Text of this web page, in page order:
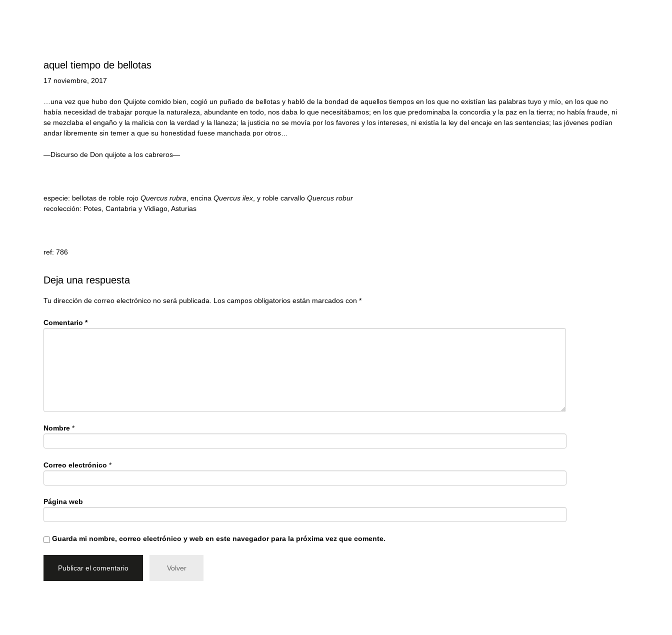
aquel tiempo de bellotas
17 noviembre, 2017
…una vez que hubo don Quijote comido bien, cogió un puñado de bellotas y habló de la bondad de aquellos tiempos en los que no existían las palabras tuyo y mío, en los que no
había necesidad de trabajar porque la naturaleza, abundante en todo, nos daba lo que necesitábamos; en los que predominaba la concordia y la paz en la tierra; no había fraude, ni
se mezclaba el engaño y la malicia con la verdad y la llaneza; la justicia no se movía por los favores y los intereses, ni existía la ley del encaje en las sentencias; las jóvenes podían
andar libremente sin temer a que su honestidad fuese manchada por otros…
—Discurso de Don quijote a los cabreros—
especie: bellotas de roble rojo Quercus rubra , encina Quercus ilex , y roble carvallo Quercus robur
recolección: Potes, Cantabria y Vidiago, Asturias
ref: 786
Deja una respuesta
Tu dirección de correo electrónico no será publicada. Los campos obligatorios están marcados con *
Comentario *
Nombre *
Correo electrónico *
Página web
Guarda mi nombre, correo electrónico y web en este navegador para la próxima vez que comente.
Volver